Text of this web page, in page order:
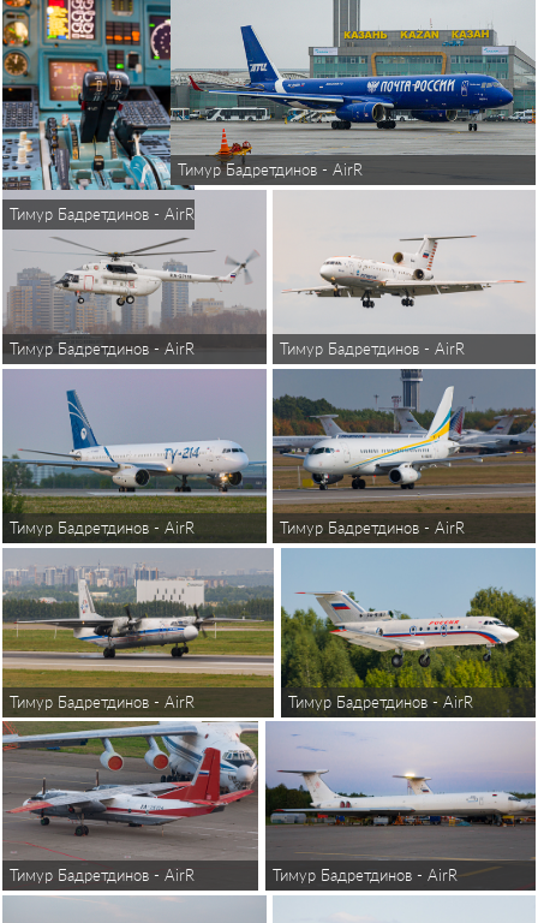
Тимур Бадретдинов - AirReview
Тимур Бадретдинов - AirReview
Тимур Бадретдинов - AirReview Тимур Бадретдинов - AirReview
Тимур Бадретдинов - AirReview Тимур Бадретдинов - AirReview
Тимур Бадретдинов - AirReview Тимур Бадретдинов - AirReview
Тимур Бадретдинов - AirReview Тимур Бадретдинов - AirReview